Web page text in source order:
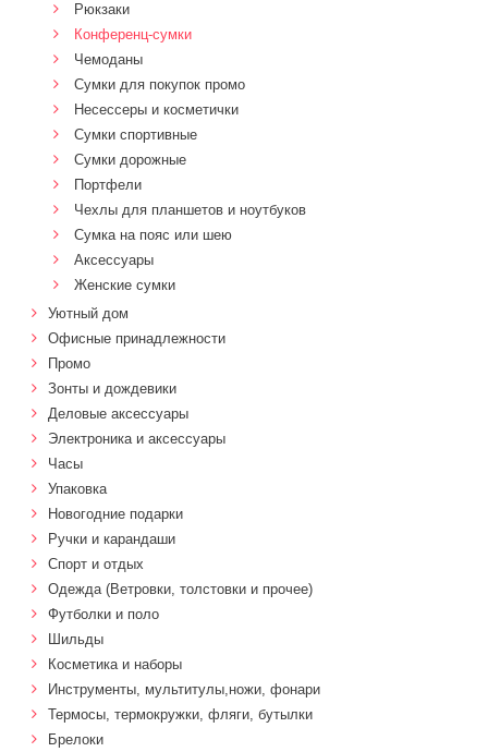
Рюкзаки
Конференц-сумки
Чемоданы
Сумки для покупок промо
Несессеры и косметички
Сумки спортивные
Сумки дорожные
Портфели
Чехлы для планшетов и ноутбуков
Сумка на пояс или шею
Аксессуары
Женские сумки
Уютный дом
Офисные принадлежности
Промо
Зонты и дождевики
Деловые аксессуары
Электроника и аксессуары
Часы
Упаковка
Новогодние подарки
Ручки и карандаши
Спорт и отдых
Одежда (Ветровки, толстовки и прочее)
Футболки и поло
Шильды
Косметика и наборы
Инструменты, мультитулы,ножи, фонари
Термосы, термокружки, фляги, бутылки
Брелоки